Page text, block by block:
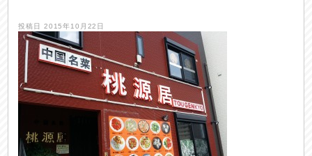
投稿日 2015年10月22日